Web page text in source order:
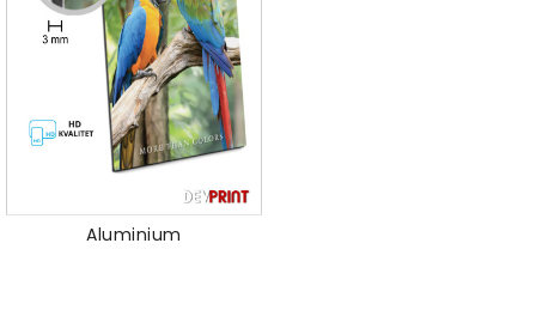
Aluminium